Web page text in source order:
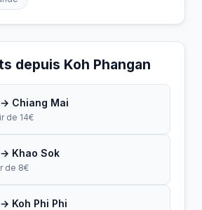
depuis Koh Phangan
Chiang Mai
de 14€
Khao Sok
de 8€
Koh Phi Phi